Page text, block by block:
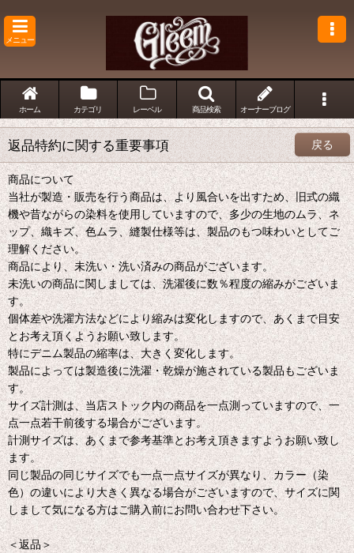
メニュー
ホーム カテゴリ レーベル 商品検索 オーナーブログ
返品特約に関する重要事項 戻る
商品について
当社が製造・販売を行う商品は、より風合いを出すため、旧式の織
機や昔ながらの染料を使用していますので、多少の生地のムラ、ネ
ップ、織キズ、色ムラ、縫製仕様等は、製品のもつ味わいとしてご
理解ください。
商品により、未洗い・洗い済みの商品がございます。
未洗いの商品に関しましては、洗濯後に数％程度の縮みがございま
す。
個体差や洗濯方法などにより縮みは変化しますので、あくまで目安
とお考え頂くようお願い致します。
特にデニム製品の縮率は、大きく変化します。
製品によっては製造後に洗濯・乾燥が施されている製品もございま
す。
サイズ計測は、当店ストック内の商品を一点測っていますので、一
点一点若干前後する場合がございます。
計測サイズは、あくまで参考基準とお考え頂きますようお願い致し
ます。
同じ製品の同じサイズでも一点一点サイズが異なり、カラー（染
色）の違いにより大きく異なる場合がございますので、サイズに関
しまして気になる方はご購入前にお問い合わせ下さい。
＜返品＞